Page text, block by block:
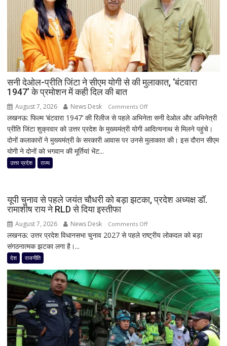
सनी देओल-प्रीति जिंटा ने सीएम योगी से की मुलाकात, ‘बंटवारा
1947’ के प्रमोशन में कही दिल की बात
August 7, 2026 News Desk Comments Offon
सनी
देओल-
प्रीति
की
1947’
में
कही
दिल
की
बात
लखनऊ: फिल्म ‘बंटवारा 1947’ की रिलीज से पहले अभिनेता सनी देओल और अभिनेत्री
प्रीति जिंटा शुक्रवार को उत्तर प्रदेश के मुख्यमंत्री योगी आदित्यनाथ से मिलने पहुंचे।
दोनों कलाकारों ने मुख्यमंत्री के सरकारी आवास पर उनसे मुलाकात की। इस दौरान सीएम
योगी ने दोनों को भगवान की मूर्तियां भेंट...
उत्तर प्रदेश राज्य
यूपी चुनाव से पहले जयंत चौधरी को बड़ा झटका, प्रदेश अध्यक्ष डॉ.
रामाशीष राय ने RLD से दिया इस्तीफा
August 7, 2026 News Desk Comments Offon
यूपी
पहले
जयंत
चौधरी
को
बड़ा
झटका,
प्रदेश
लखनऊ: उत्तर प्रदेश विधानसभा चुनाव 2027 से पहले राष्ट्रीय लोकदल को बड़ा
संगठनात्मक झटका लगा है।...
देश राजनीति